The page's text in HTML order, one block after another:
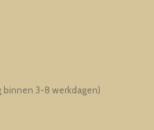
binnen 3-8 werkdagen)